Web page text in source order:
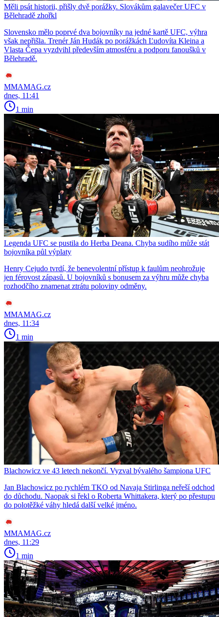
Měli psát historii, přišly dvě porážky. Slovákům galavečer UFC v
Bělehradě zhořkl
Slovensko mělo poprvé dva bojovníky na jedné kartě UFC, výhra
však nepřišla. Trenér Ján Hudák po porážkách Ľudovíta Kleina a
Vlasta Čepa vyzdvihl především atmosféru a podporu fanoušků v
Bělehradě.
MMAMAG.cz
dnes, 11:41
1 min
Legenda UFC se pustila do Herba Deana. Chyba sudího může stát
bojovníka půl výplaty
Henry Cejudo tvrdí, že benevolentní přístup k faulům neohrožuje
jen férovost zápasů. U bojovníků s bonusem za výhru může chyba
rozhodčího znamenat ztrátu poloviny odměny.
MMAMAG.cz
dnes, 11:34
1 min
Blachowicz ve 43 letech nekončí. Vyzval bývalého šampiona UFC
Jan Blachowicz po rychlém TKO od Navaja Stirlinga neřeší odchod
do důchodu. Naopak si řekl o Roberta Whittakera, který po přestupu
do polotěžké váhy hledá další velké jméno.
MMAMAG.cz
dnes, 11:29
1 min